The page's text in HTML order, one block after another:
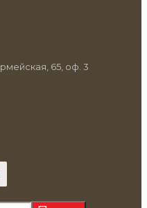
65, оф. 3